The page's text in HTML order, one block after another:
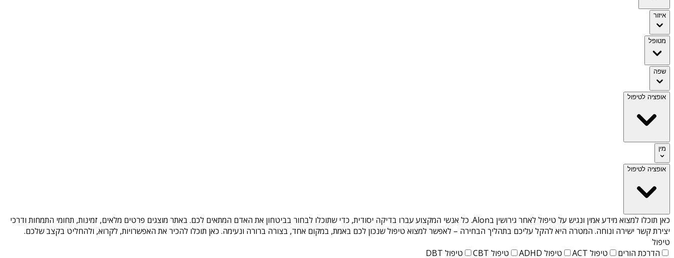
איזור
מטופל
שפה
אופציה לטיפול
מין
אופציה לטיפול
כאן תוכלו למצוא מידע אמין ונגיש על טיפול לאחר גירושין בAlon
. כל אנשי המקצוע עברו בדיקה יסודית, כדי שתוכלו לבחור בביטחון את האדם המתאים לכם. באתר מוצגים פרטים מלאים, זמינות, תחומי התמחות ודרכי
יצירת קשר ישירה ונוחה. המטרה היא להקל עליכם בתהליך הבחירה – לאפשר למצוא טיפול שנכון לכם באמת, במקום אחד, בצורה ברורה ונעימה. כאן תוכלו להכיר את האפשרויות, לקרוא, ולהחליט בקצב שלכם.
טיפול
הדרכת הורים
טיפול ACT טיפול ADHD טיפול CBT טיפול DBT